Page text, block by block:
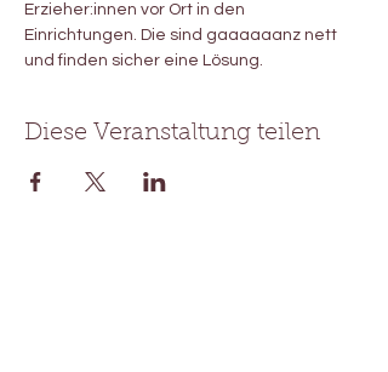
Erzieher:innen vor Ort in den
Einrichtungen. Die sind gaaaaaanz nett
und finden sicher eine Lösung.
Diese Veranstaltung teilen